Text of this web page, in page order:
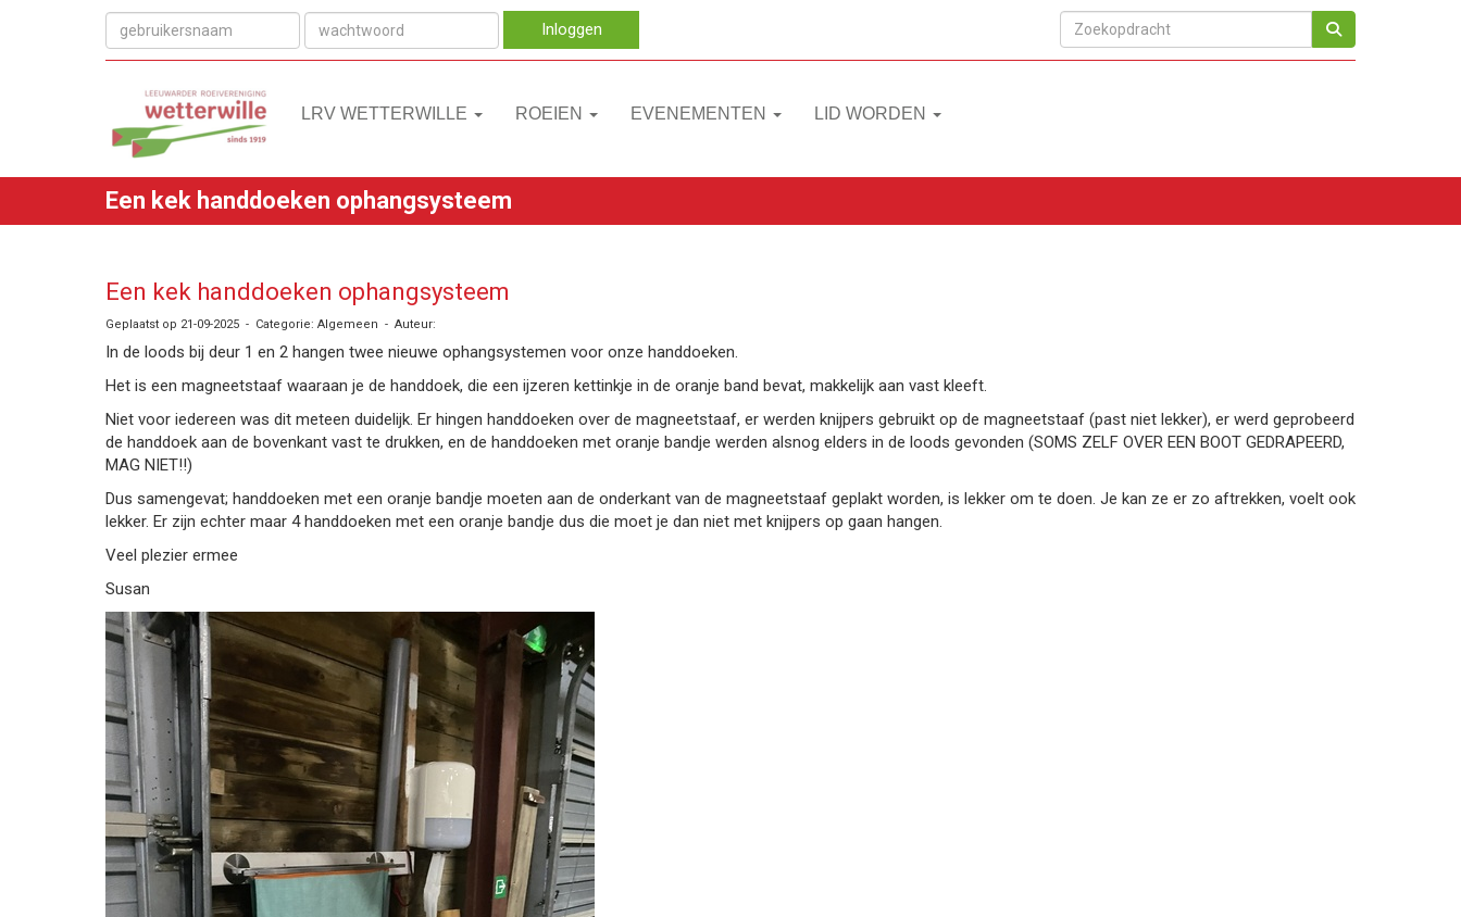
Inloggen
LRV WETTERWILLE ROEIEN EVENEMENTEN LID WORDEN
Een kek handdoeken ophangsysteem
Een kek handdoeken ophangsysteem
Geplaatst op 21-09-2025 - Categorie: Algemeen - Auteur:
In de loods bij deur 1 en 2 hangen twee nieuwe ophangsystemen voor onze handdoeken.
Het is een magneetstaaf waaraan je de handdoek, die een ijzeren kettinkje in de oranje band bevat, makkelijk aan vast kleeft.
Niet voor iedereen was dit meteen duidelijk. Er hingen handdoeken over de magneetstaaf, er werden knijpers gebruikt op de magneetstaaf (past niet lekker), er werd geprobeerd
de handdoek aan de bovenkant vast te drukken, en de handdoeken met oranje bandje werden alsnog elders in de loods gevonden (SOMS ZELF OVER EEN BOOT GEDRAPEERD,
MAG NIET!!)
Dus samengevat; handdoeken met een oranje bandje moeten aan de onderkant van de magneetstaaf geplakt worden, is lekker om te doen. Je kan ze er zo aftrekken, voelt ook
lekker. Er zijn echter maar 4 handdoeken met een oranje bandje dus die moet je dan niet met knijpers op gaan hangen.
Veel plezier ermee
Susan